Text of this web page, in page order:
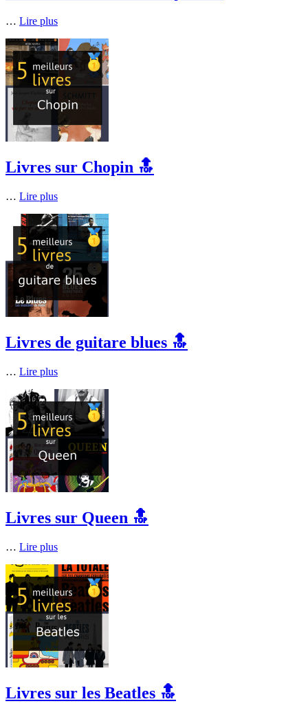
… Lire plus
Livres sur Chopin 🔝
… Lire plus
Livres de guitare blues 🔝
… Lire plus
Livres sur Queen 🔝
… Lire plus
Livres sur les Beatles 🔝